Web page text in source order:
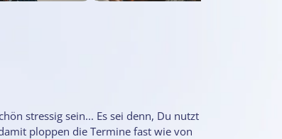
stressig sein... Es sei denn, Du nutzt
ploppen die Termine fast wie von